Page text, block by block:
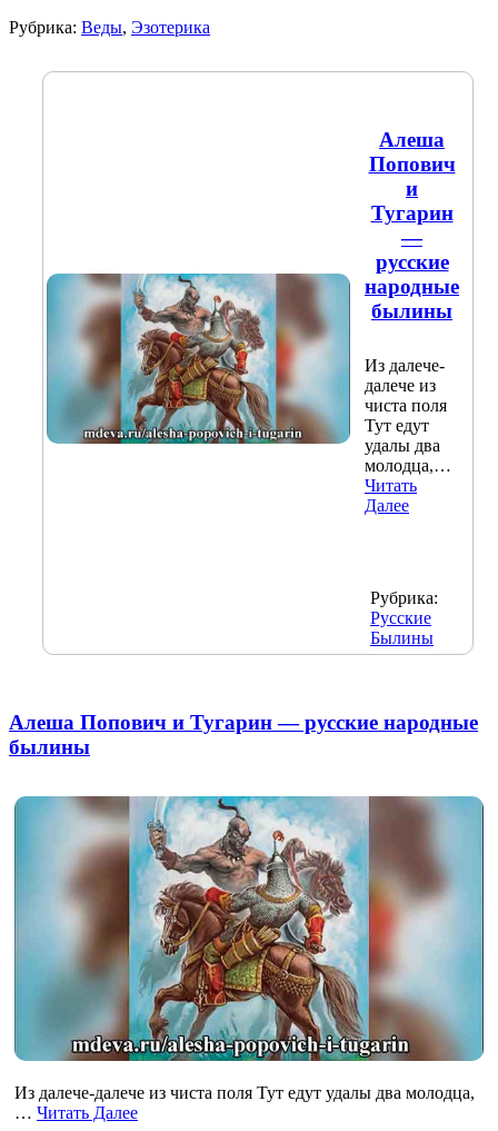
Рубрика: Веды, Эзотерика
Алеша
Попович
и
Тугарин
—
русские
народные
былины
Из далече-
далече из
чиста поля
Тут едут
удалы два
молодца,…
Читать
Далее
Рубрика:
Русские
Былины
Алеша Попович и Тугарин — русские народные
былины
Из далече-далече из чиста поля Тут едут удалы два молодца,
… Читать Далее